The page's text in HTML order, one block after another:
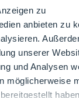
zu
anbieten zu
unserer
und Analysen
möglicherweise